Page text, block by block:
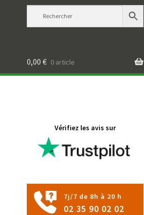
0,00 € 0 article
Vérifiez les avis sur
7j/7 de 8h à 20 h
02 35 90 02 02